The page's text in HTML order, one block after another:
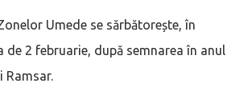
Umede se sărbătorește, în
de 2 februarie, după semnarea în anul
Ramsar.